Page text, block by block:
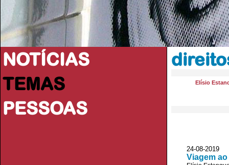
NOTÍCIAS
TEMAS
PESSOAS
Elísio
24-08-2019
Viagem